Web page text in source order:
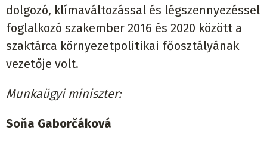
dolgozó, klímaváltozással és légszennyezéssel
foglalkozó szakember 2016 és 2020 között a
szaktárca környezetpolitikai főosztályának
vezetője volt.
Munkaügyi miniszter:
Soňa Gaborčáková